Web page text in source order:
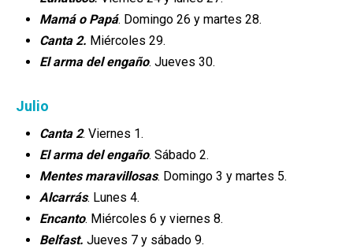
Mamá o Papá. Domingo 26 y martes 28.
Canta 2. Miércoles 29.
El arma del engaño. Jueves 30.
Julio
Canta 2. Viernes 1.
El arma del engaño. Sábado 2.
Mentes maravillosas. Domingo 3 y martes 5.
Alcarrás. Lunes 4.
Encanto. Miércoles 6 y viernes 8.
Belfast. Jueves 7 y sábado 9.